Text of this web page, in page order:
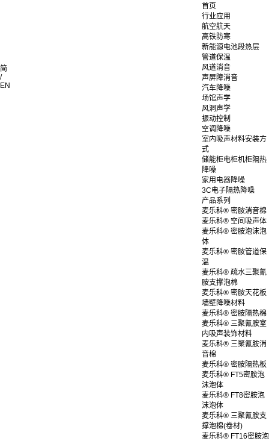
简
/
EN
首页
行业应用
航空航天
高铁防寒
新能源电池段热层
管道保温
风道消音
声屏障消音
汽车降噪
场馆声学
风洞声学
振动控制
空调降噪
室内吸声材料安装方
式
储能柜电柜机柜隔热
降噪
家用电器降噪
3C电子隔热降噪
产品系列
麦乐科® 密胺消音棉
麦乐科® 空间吸声体
麦乐科® 密胺泡沫泡
体
麦乐科® 密胺管道保
温
麦乐科® 疏水三聚氰
胺支撑泡棉
麦乐科® 密胺天花板
墙壁降噪材料
麦乐科® 密胺隔热棉
麦乐科® 三聚氰胺室
内吸声装饰材料
麦乐科® 三聚氰胺消
音棉
麦乐科® 密胺隔热板
麦乐科® FT5密胺泡
沫泡体
麦乐科® FT8密胺泡
沫泡体
麦乐科® 三聚氰胺支
撑泡棉(卷材)
麦乐科® FT16密胺泡